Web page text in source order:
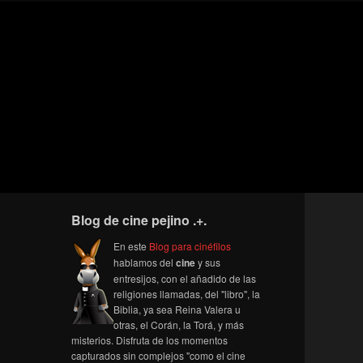
Blog de cine pejino .+.
En este Blog para cinéfilos
hablamos del ciney sus
entresijos, con el añadido de las
religiones llamadas, del "libro", la
Biblia, ya sea Reina Valera u
otras, el Corán, la Torá, y más
misterios. Disfruta de los momentos
capturados sin complejos "como el cine